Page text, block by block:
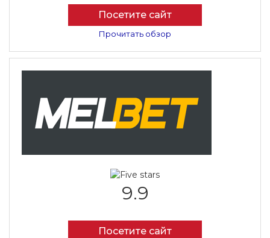
Посетите сайт
Прочитать обзор
9.9
Посетите сайт